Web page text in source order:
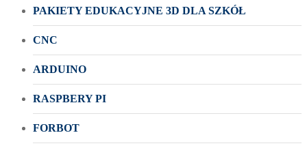
PAKIETY EDUKACYJNE 3D DLA SZKÓŁ
CNC
ARDUINO
RASPBERY PI
FORBOT